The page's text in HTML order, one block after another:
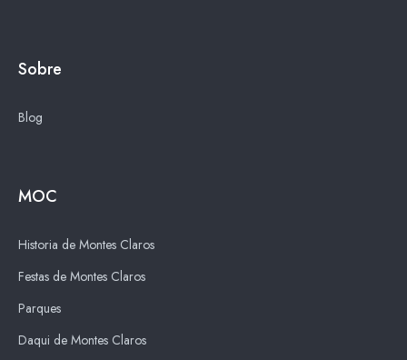
Sobre
Blog
MOC
Historia de Montes Claros
Festas de Montes Claros
Parques
Daqui de Montes Claros